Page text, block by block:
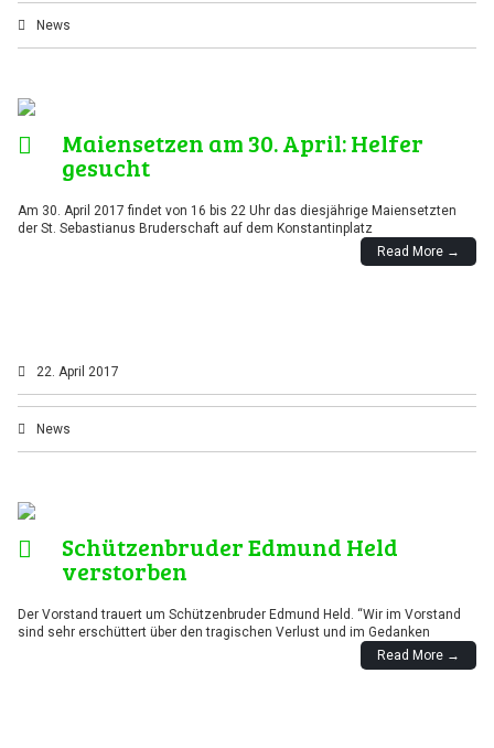
News
Maiensetzen am 30. April: Helfer
gesucht
Am 30. April 2017 findet von 16 bis 22 Uhr das diesjährige Maiensetzten
der St. Sebastianus Bruderschaft auf dem Konstantinplatz
Read More →
22. April 2017
News
Schützenbruder Edmund Held
verstorben
Der Vorstand trauert um Schützenbruder Edmund Held. “Wir im Vorstand
sind sehr erschüttert über den tragischen Verlust und im Gedanken
Read More →